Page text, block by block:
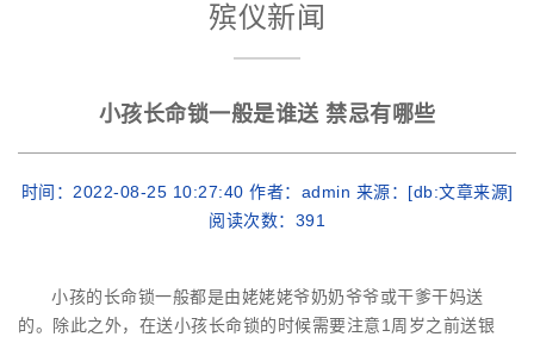
殡仪新闻
小孩长命锁一般是谁送 禁忌有哪些
时间：2022-08-25 10:27:40 作者：admin 来源：[db:文章来源]
阅读次数： 391
小孩的长命锁一般都是由姥姥姥爷奶奶爷爷或干爹干妈送
的。除此之外，在送小孩长命锁的时候需要注意1周岁之前送银